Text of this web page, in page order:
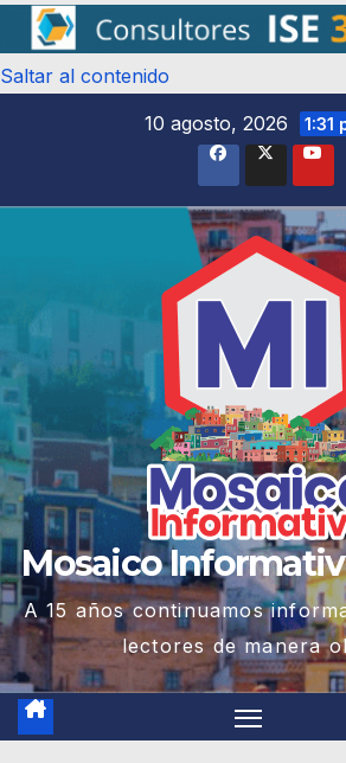
Saltar al contenido
10 agosto, 2026
1:31
Mosaico
A 15 años continuamos
lectores de manera